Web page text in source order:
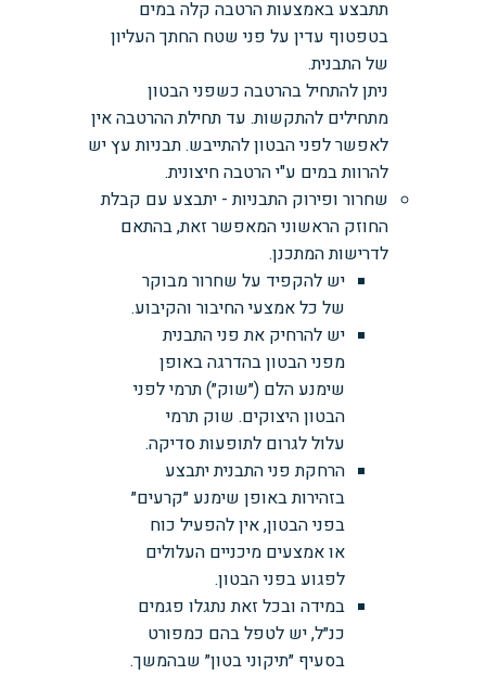
תתבצע באמצעות הרטבה קלה במים
בטפטוף עדין על פני שטח החתך העליון
של התבנית.
ניתן להתחיל בהרטבה כשפני הבטון
מתחילים להתקשות. עד תחילת ההרטבה אין
לאפשר לפני הבטון להתייבש. תבניות עץ יש
להרוות במים ע"י הרטבה חיצונית.
שחרור ופירוק התבניות - יתבצע עם קבלת
החוזק הראשוני המאפשר זאת, בהתאם
לדרישות המתכנן.
יש להקפיד על שחרור מבוקר
של כל אמצעי החיבור והקיבוע.
יש להרחיק את פני התבנית
מפני הבטון בהדרגה באופן
שימנע הלם (״שוק״) תרמי לפני
הבטון היצוקים. שוק תרמי
עלול לגרום לתופעות סדיקה.
הרחקת פני התבנית יתבצע
בזהירות באופן שימנע ״קרעים״
בפני הבטון, אין להפעיל כוח
או אמצעים מיכניים העלולים
לפגוע בפני הבטון.
במידה ובכל זאת נתגלו פגמים
כנ״ל, יש לטפל בהם כמפורט
בסעיף ״תיקוני בטון״ שבהמשך.